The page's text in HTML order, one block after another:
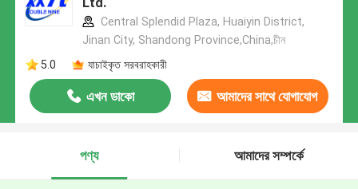
Central Splendid Plaza, Huaiyin District,
Jinan City, Shandong Province,China,চীন
5.0
যাচাইকৃত সরবরাহকারী
এখন ডাকো আমাদের সাথে যোগাযোগ
পণ্য
আমাদের সম্পর্কে